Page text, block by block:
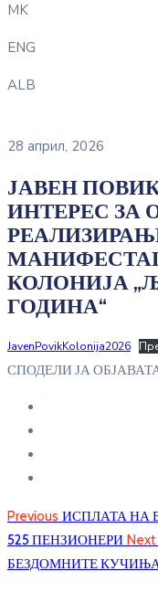
MK
ENG
ALB
28 април, 2026
ЈАВЕН
ИНТЕРЕС ЗА
КОЛОНИЈА
ГОДИНА“
JavenPovikKolonija2026
СПОДЕЛИ ЈА
Previous ИСПЛАТА НА
525 ПЕНЗИОНЕРИ Next
БЕЗДОМНИТЕ